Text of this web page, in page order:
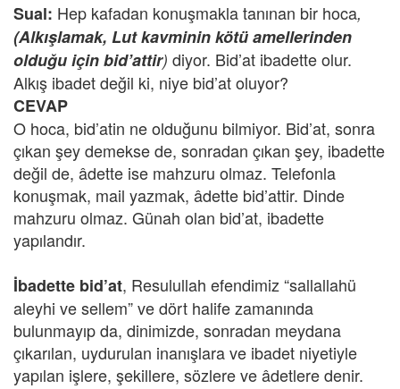
Sual: Hep kafadan konuşmakla tanınan bir hoca,
(Alkışlamak, Lut kavminin kötü amellerinden
olduğu için bid’attir) diyor. Bid’at ibadette olur.
Alkış ibadet değil ki, niye bid’at oluyor?
CEVAP
O hoca, bid’atin ne olduğunu bilmiyor. Bid’at, sonra
çıkan şey demekse de, sonradan çıkan şey, ibadette
değil de, âdette ise mahzuru olmaz. Telefonla
konuşmak, mail yazmak, âdette bid’attir. Dinde
mahzuru olmaz. Günah olan bid’at, ibadette
yapılandır.
İbadette bid’at, Resulullah efendimiz “sallallahü
aleyhi ve sellem” ve dört halife zamanında
bulunmayıp da, dinimizde, sonradan meydana
çıkarılan, uydurulan inanışlara ve ibadet niyetiyle
yapılan işlere, şekillere, sözlere ve âdetlere denir.